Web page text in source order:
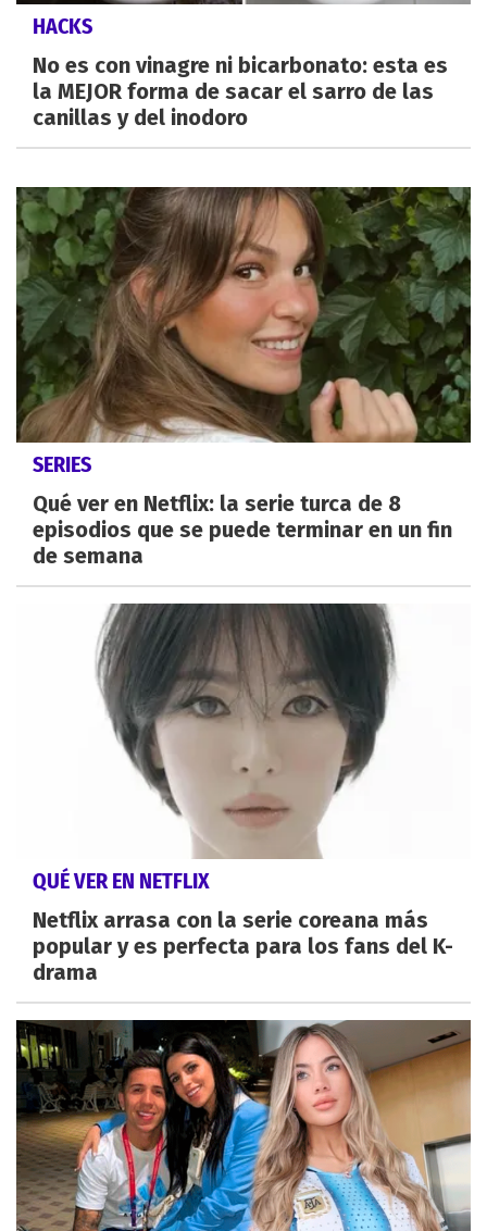
HACKS
No es con vinagre ni bicarbonato: esta es
la MEJOR forma de sacar el sarro de las
canillas y del inodoro
SERIES
Qué ver en Netflix: la serie turca de 8
episodios que se puede terminar en un fin
de semana
QUÉ VER EN NETFLIX
Netflix arrasa con la serie coreana más
popular y es perfecta para los fans del K-
drama